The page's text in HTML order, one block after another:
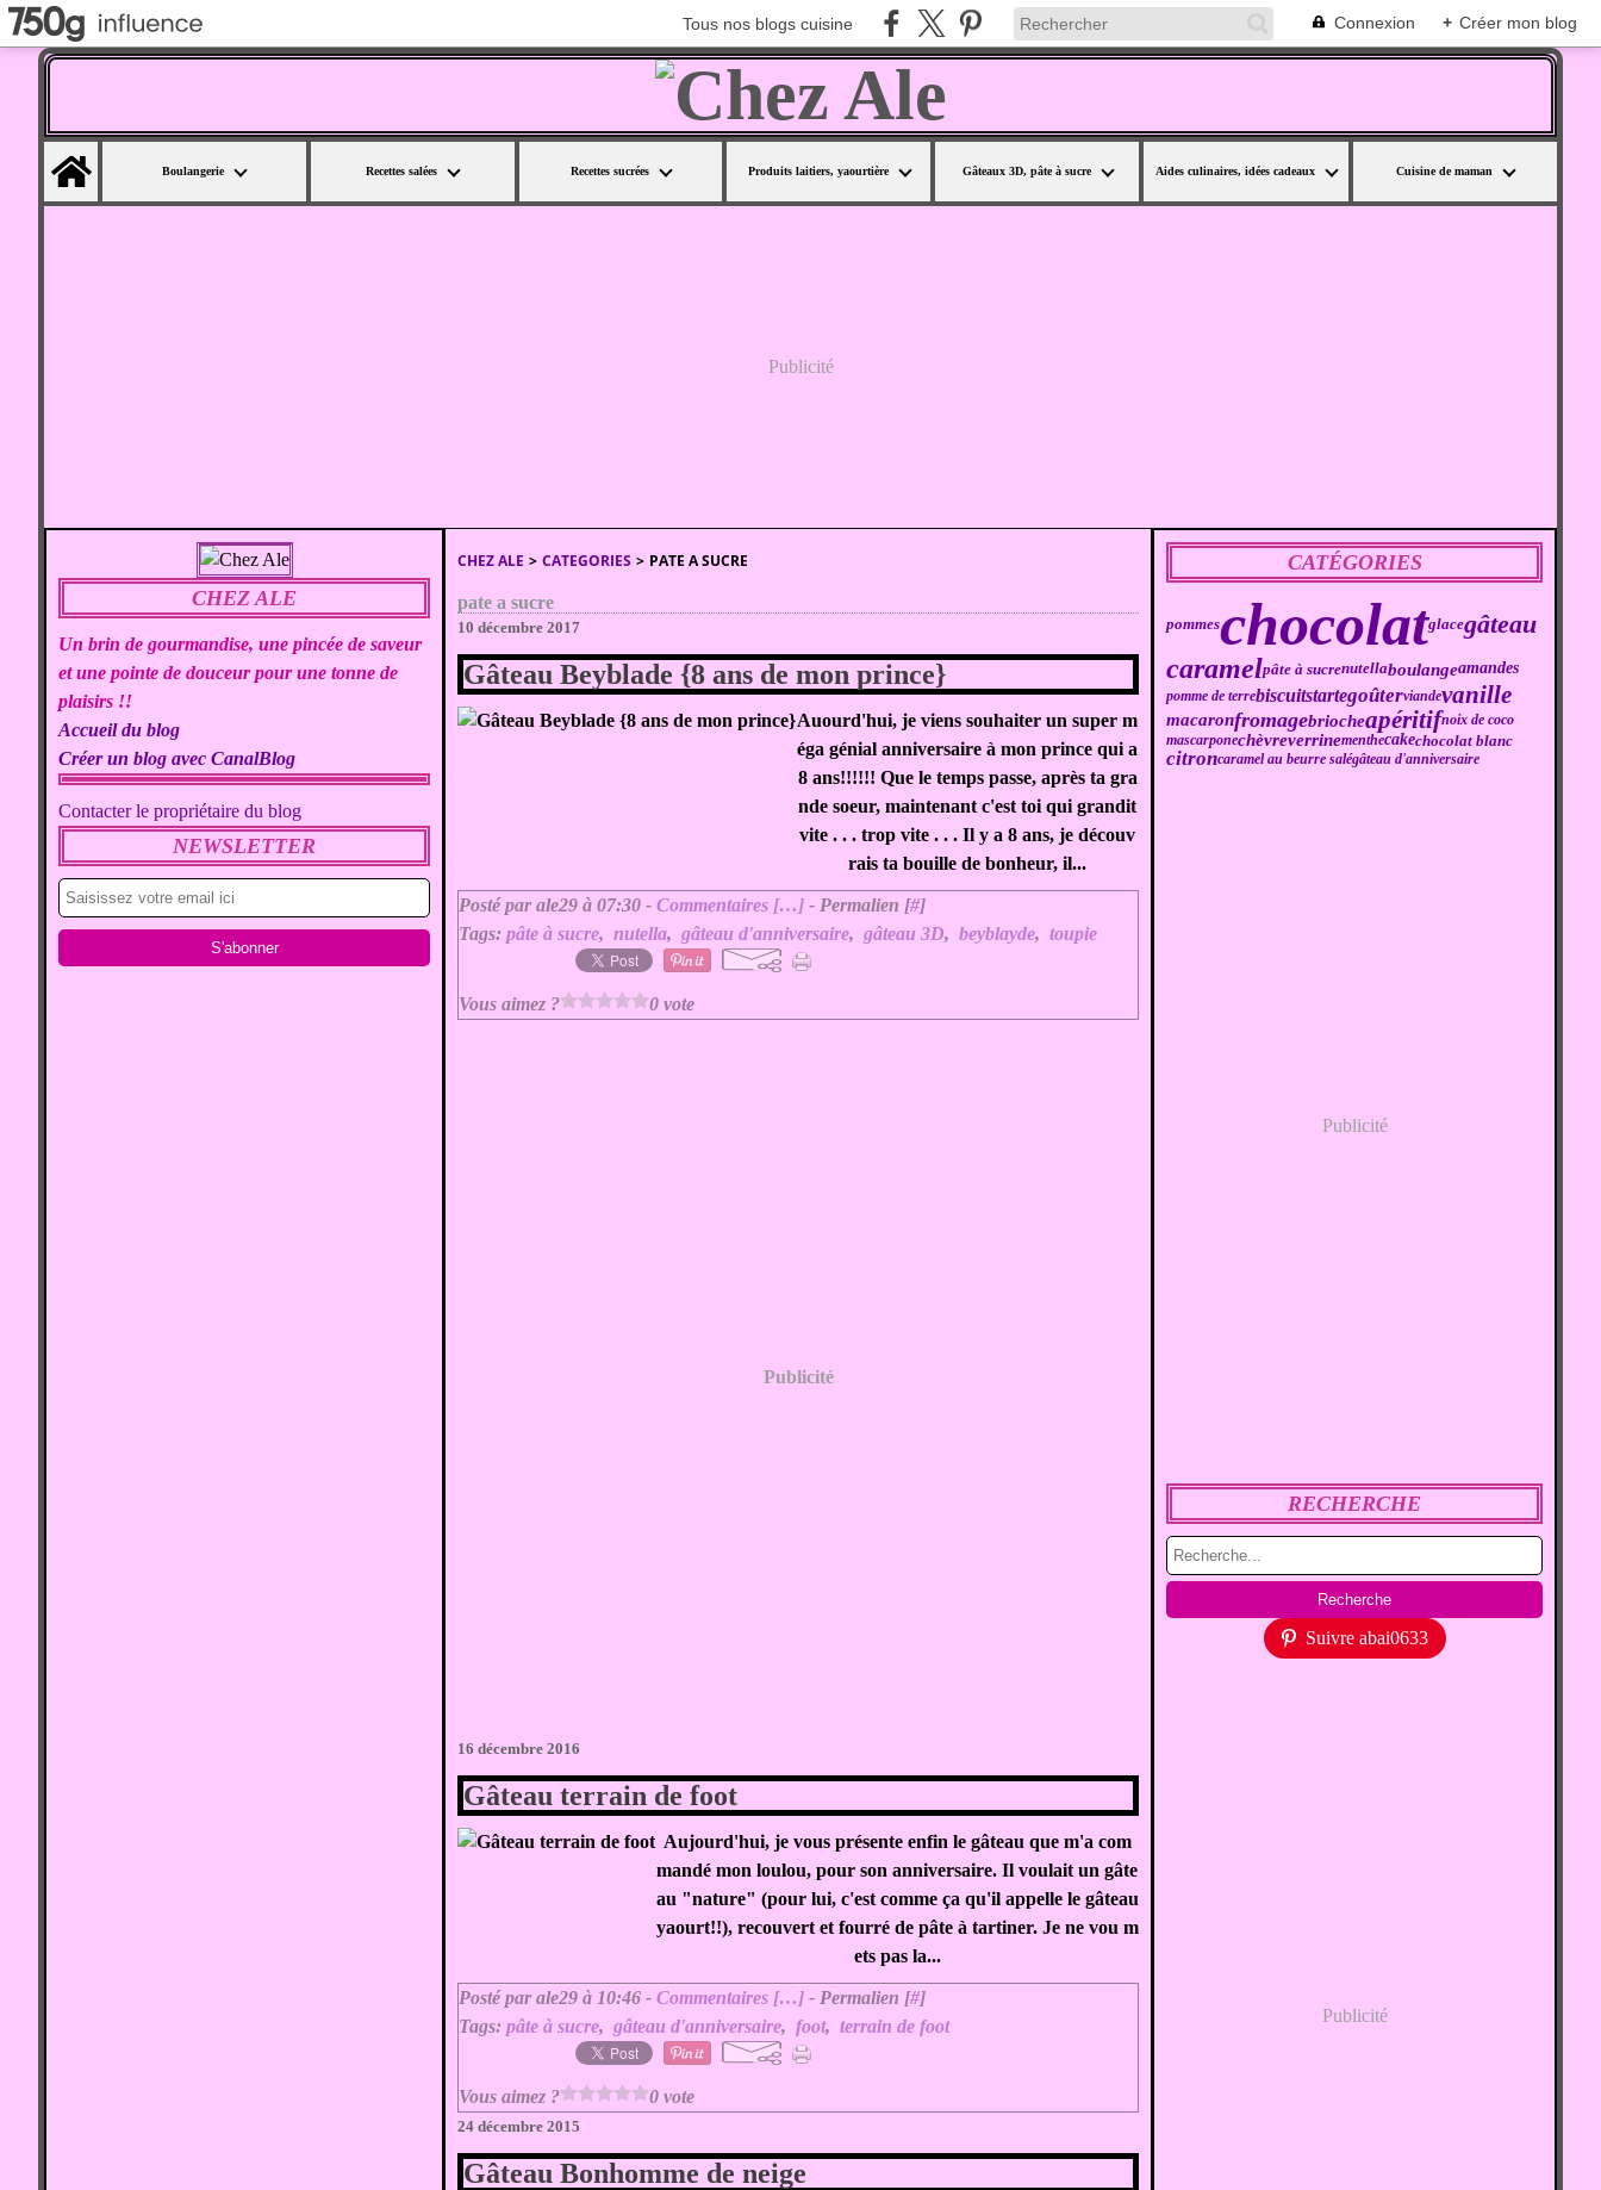
Tous nos blogs cuisine Connexion + Créer mon blog
Boulangerie
Recettes salées Recettes sucrées Produits laitiers, yaourtière Gâteaux 3D, pâte à sucre Aides culinaires, idées cadeaux Cuisine de maman
Publicité
CHEZ ALE
Un brin de gourmandise, une pincée de saveur
et une pointe de douceur pour une tonne de
plaisirs !!
Accueil du blog
Créer un blog avec CanalBlog
Contacter le propriétaire du blog
NEWSLETTER
CHEZ ALE > CATEGORIES > PATE A SUCRE
pate a sucre
10 décembre 2017
Gâteau Beyblade {8 ans de mon prince}
Auourd'hui, je viens souhaiter un super m
éga génial anniversaire à mon prince qui a
8 ans!!!!!! Que le temps passe, après ta gra
nde soeur, maintenant c'est toi qui grandit
vite . . . trop vite . . . Il y a 8 ans, je découv
rais ta bouille de bonheur, il...
Posté par ale29 à 07:30 -Commentaires […] - Permalien [#]
Tags:pâte à sucre,nutella,gâteau d'anniversaire,gâteau 3D,beyblayde,toupie
Vous aimez ? 0 vote
Publicité
16 décembre 2016
Gâteau terrain de foot
Aujourd'hui, je vous présente enfin le gâteau que m'a com
mandé mon loulou, pour son anniversaire. Il voulait un gâte
au "nature" (pour lui, c'est comme ça qu'il appelle le gâteau
yaourt!!), recouvert et fourré de pâte à tartiner. Je ne vou m
ets pas la...
Posté par ale29 à 10:46 -Commentaires […] - Permalien [#]
Tags:pâte à sucre,gâteau d'anniversaire,foot,terrain de foot
Vous aimez ? 0 vote
24 décembre 2015
Gâteau Bonhomme de neige
CATÉGORIES
pommeschocolatglacegâteau
caramelpâte à sucrenutellaboulangeamandes
pomme de terrebiscuitstartegoûterviandevanille
macaronfromagebriocheapéritifnoix de coco
mascarponechèvreverrinementhecakechocolat blanc
citroncaramel au beurre salégâteau d'anniversaire
Publicité
RECHERCHE
Suivre abai0633
Publicité